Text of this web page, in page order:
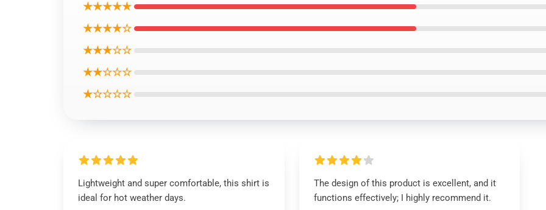
★★★★★
★★★★☆
★★★☆☆
★★☆☆☆
★☆☆☆☆
Lightweight and super comfortable, this shirt is
ideal for hot weather days.
The design of this product is excellent, and it
functions effectively; I highly recommend it.